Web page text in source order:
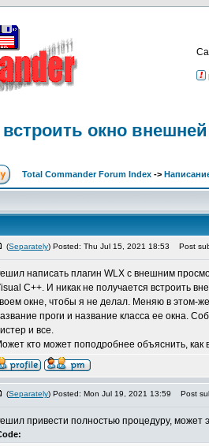
окно
Total Commander Forum Index ->
(Separately) Posted: Thu Jul 15, 2021 18:53 Post
написать плагин WLX с внешним
C++. И никак не получается встроить
окне, чтобы я не делал. Меняю в этом-
проги и название класса ее окна.
и все.
кто может поподробнее объяснить, как
(Separately) Posted: Mon Jul 19, 2021 13:59 Post
привести полностью процедуру, может